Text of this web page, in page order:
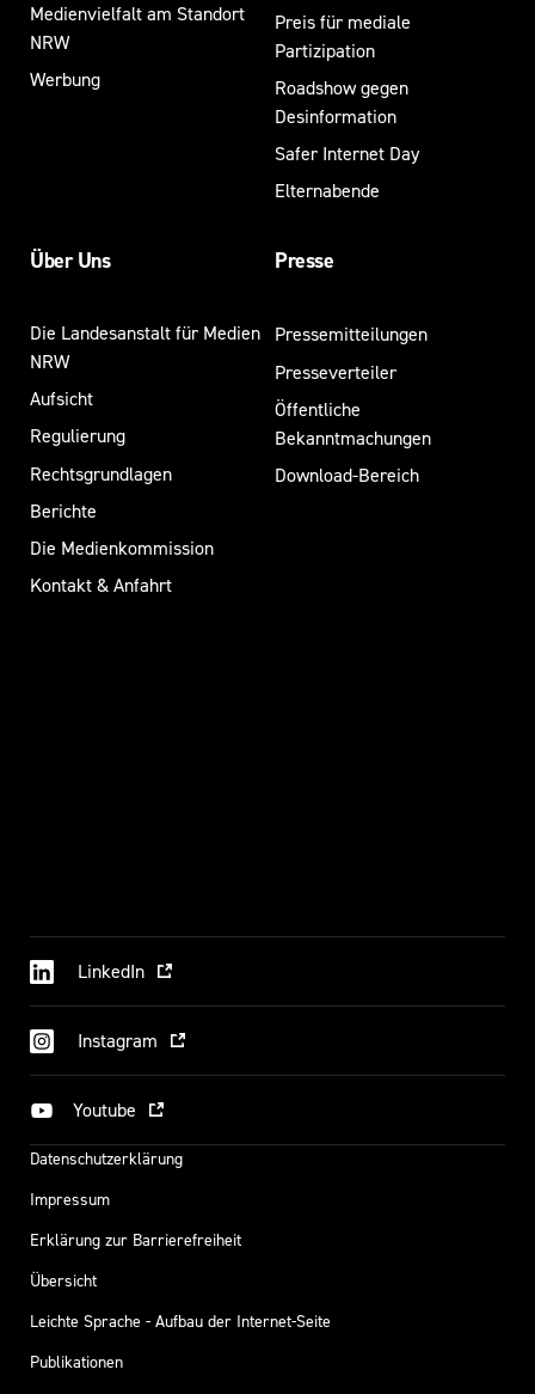
Medienvielfalt am Standort
NRW
Werbung
Preis für mediale
Partizipation
Roadshow gegen
Desinformation
Safer Internet Day
Elternabende
Über Uns
Die Landesanstalt für Medien
NRW
Aufsicht
Regulierung
Rechtsgrundlagen
Berichte
Die Medienkommission
Kontakt & Anfahrt
Presse
Pressemitteilungen
Presseverteiler
Öffentliche
Bekanntmachungen
Download-Bereich
LinkedIn
Instagram
Youtube
Datenschutzerklärung
Impressum
Erklärung zur Barrierefreiheit
Übersicht
Leichte Sprache - Aufbau der Internet-Seite
Publikationen